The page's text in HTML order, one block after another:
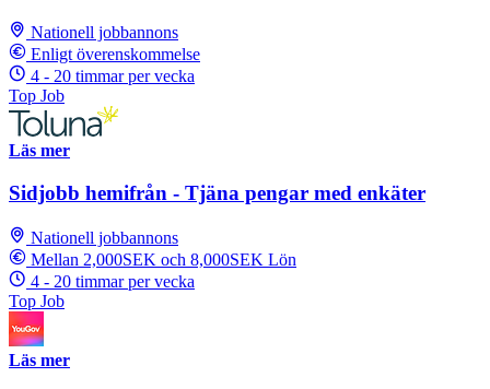
Nationell jobbannons
Enligt överenskommelse
4 - 20 timmar per vecka
Top Job
Läs mer
Sidjobb hemifrån - Tjäna pengar med enkäter
Nationell jobbannons
Mellan 2,000SEK och 8,000SEK Lön
4 - 20 timmar per vecka
Top Job
Läs mer